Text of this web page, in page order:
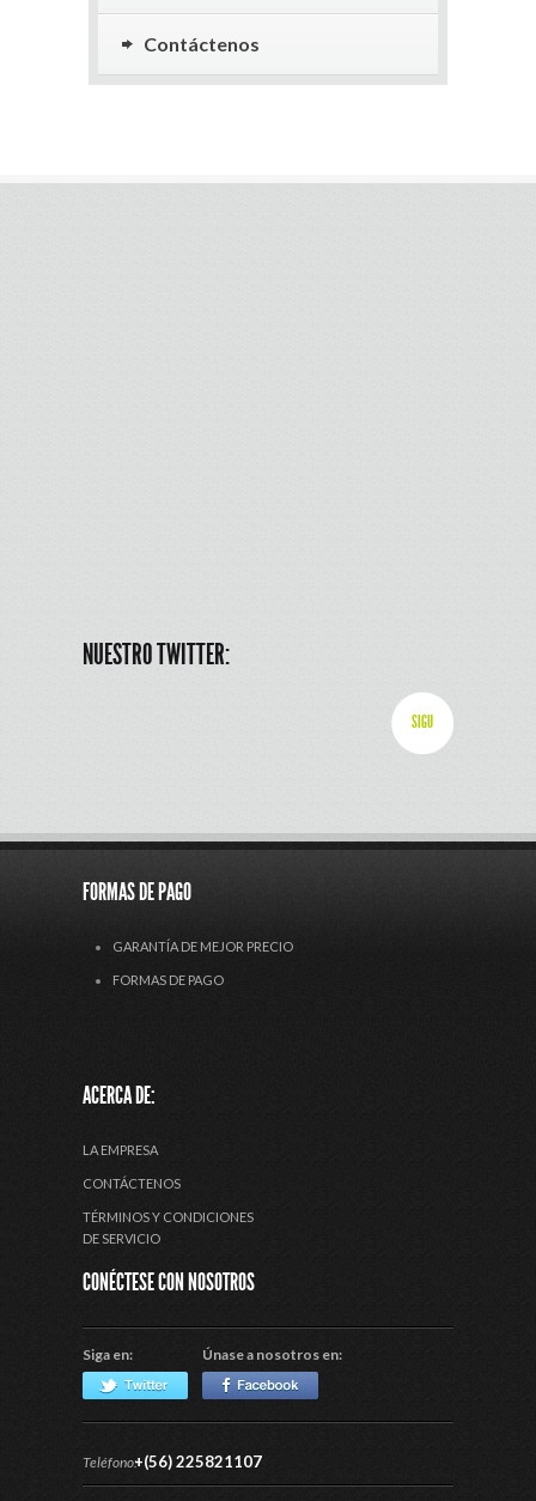
Contáctenos
NUESTRO TWITTER:
SIGU
FORMAS DE PAGO
GARANTÍA DE MEJOR PRECIO
FORMAS DE PAGO
ACERCA DE:
LA EMPRESA
CONTÁCTENOS
TÉRMINOS Y CONDICIONES
DE SERVICIO
CONÉCTESE CON NOSOTROS
Siga en: Únase a nosotros en:
Teléfono:+(56) 225821107